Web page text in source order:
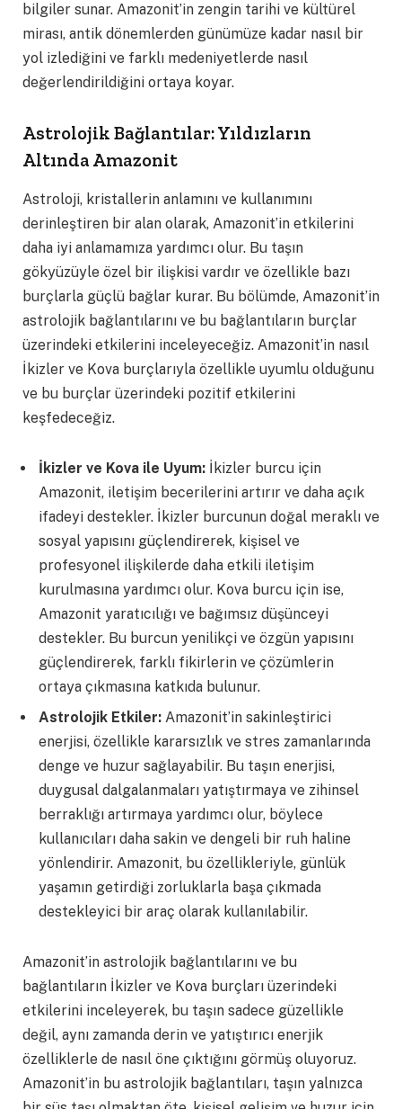
bilgiler sunar. Amazonit’in zengin tarihi ve kültürel
mirası, antik dönemlerden günümüze kadar nasıl bir
yol izlediğini ve farklı medeniyetlerde nasıl
değerlendirildiğini ortaya koyar.
Astrolojik Bağlantılar: Yıldızların
Altında Amazonit
Astroloji, kristallerin anlamını ve kullanımını
derinleştiren bir alan olarak, Amazonit’in etkilerini
daha iyi anlamamıza yardımcı olur. Bu taşın
gökyüzüyle özel bir ilişkisi vardır ve özellikle bazı
burçlarla güçlü bağlar kurar. Bu bölümde, Amazonit’in
astrolojik bağlantılarını ve bu bağlantıların burçlar
üzerindeki etkilerini inceleyeceğiz. Amazonit’in nasıl
İkizler ve Kova burçlarıyla özellikle uyumlu olduğunu
ve bu burçlar üzerindeki pozitif etkilerini
keşfedeceğiz.
İkizler ve Kova ile Uyum: İkizler burcu için
Amazonit, iletişim becerilerini artırır ve daha açık
ifadeyi destekler. İkizler burcunun doğal meraklı ve
sosyal yapısını güçlendirerek, kişisel ve
profesyonel ilişkilerde daha etkili iletişim
kurulmasına yardımcı olur. Kova burcu için ise,
Amazonit yaratıcılığı ve bağımsız düşünceyi
destekler. Bu burcun yenilikçi ve özgün yapısını
güçlendirerek, farklı fikirlerin ve çözümlerin
ortaya çıkmasına katkıda bulunur.
Astrolojik Etkiler: Amazonit’in sakinleştirici
enerjisi, özellikle kararsızlık ve stres zamanlarında
denge ve huzur sağlayabilir. Bu taşın enerjisi,
duygusal dalgalanmaları yatıştırmaya ve zihinsel
berraklığı artırmaya yardımcı olur, böylece
kullanıcıları daha sakin ve dengeli bir ruh haline
yönlendirir. Amazonit, bu özellikleriyle, günlük
yaşamın getirdiği zorluklarla başa çıkmada
destekleyici bir araç olarak kullanılabilir.
Amazonit’in astrolojik bağlantılarını ve bu
bağlantıların İkizler ve Kova burçları üzerindeki
etkilerini inceleyerek, bu taşın sadece güzellikle
değil, aynı zamanda derin ve yatıştırıcı enerjik
özelliklerle de nasıl öne çıktığını görmüş oluyoruz.
Amazonit’in bu astrolojik bağlantıları, taşın yalnızca